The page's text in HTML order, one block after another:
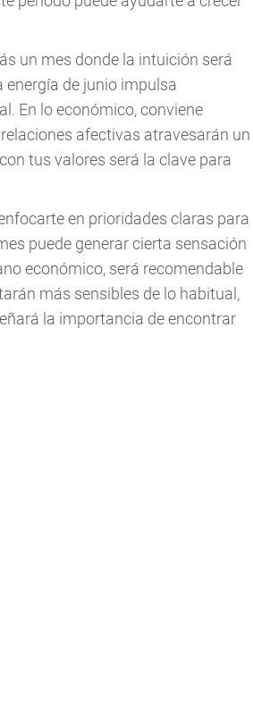
un mes donde la intuición será
de junio impulsa
En lo económico, conviene
afectivas atravesarán un
tus valores será la clave para
en prioridades claras para
puede generar cierta sensación
económico, será recomendable
más sensibles de lo habitual,
la importancia de encontrar